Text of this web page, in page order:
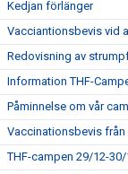
Kedjan förlänger
Vacciantionsbevis vid
Redovisning av
Information THF-
Påminnelse om vår
Vaccinationsbevis från
THF-campen 29/12-